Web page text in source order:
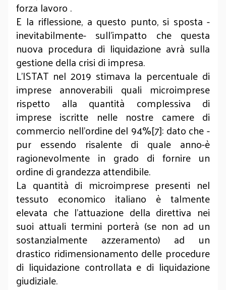
forza lavoro .
E la riflessione, a questo punto, si sposta -
inevitabilmente- sull’impatto che questa
nuova procedura di liquidazione avrà sulla
gestione della crisi di impresa.
L’ISTAT nel 2019 stimava la percentuale di
imprese annoverabili quali microimprese
rispetto alla quantità complessiva di
imprese iscritte nelle nostre camere di
commercio nell’ordine del 94%[7]: dato che -
pur essendo risalente di quale anno-è
ragionevolmente in grado di fornire un
ordine di grandezza attendibile.
La quantità di microimprese presenti nel
tessuto economico italiano è talmente
elevata che l’attuazione della direttiva nei
suoi attuali termini porterà (se non ad un
sostanzialmente azzeramento) ad un
drastico ridimensionamento delle procedure
di liquidazione controllata e di liquidazione
giudiziale.